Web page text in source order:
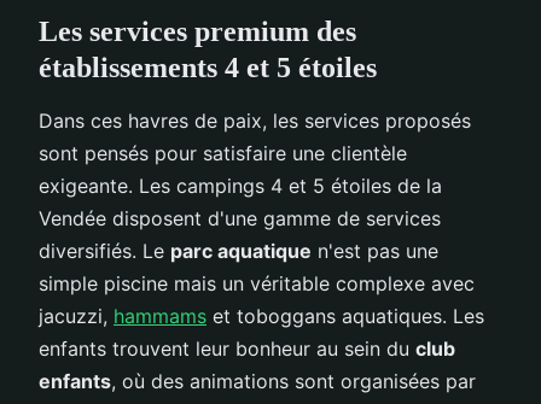
Les services premium des
établissements 4 et 5 étoiles
Dans ces havres de paix, les services proposés
sont pensés pour satisfaire une clientèle
exigeante. Les campings 4 et 5 étoiles de la
Vendée disposent d'une gamme de services
diversifiés. Le parc aquatique n'est pas une
simple piscine mais un véritable complexe avec
jacuzzi, hammams et toboggans aquatiques. Les
enfants trouvent leur bonheur au sein du club
enfants, où des animations sont organisées par